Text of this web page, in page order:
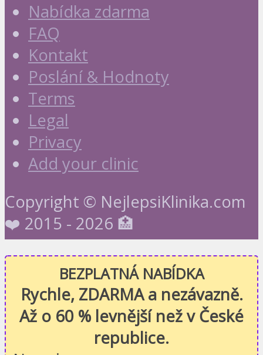
Nabídka zdarma
FAQ
Kontakt
Poslání & Hodnoty
Terms
Legal
Privacy
Add your clinic
Copyright © NejlepsiKlinika.com
❤️ 2015 - 2026 🏥
BEZPLATNÁ NABÍDKA
Rychle, ZDARMA a nezávazně.
Až o 60 % levnější než v České
republice.